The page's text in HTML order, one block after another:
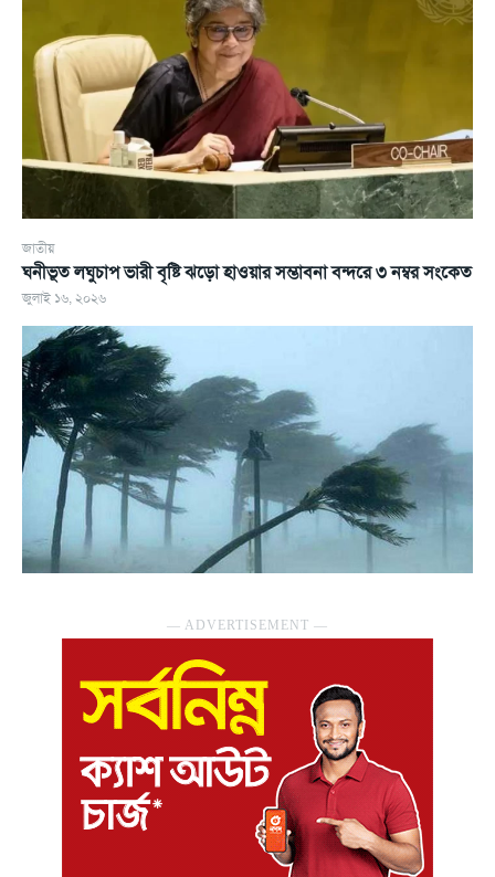
জাতীয়
ঘনীভূত লঘুচাপ ভারী বৃষ্টি ঝড়ো হাওয়ার সম্ভাবনা বন্দরে ৩ নম্বর সংকেত
জুলাই ১৬, ২০২৬
― ADVERTISEMENT ―